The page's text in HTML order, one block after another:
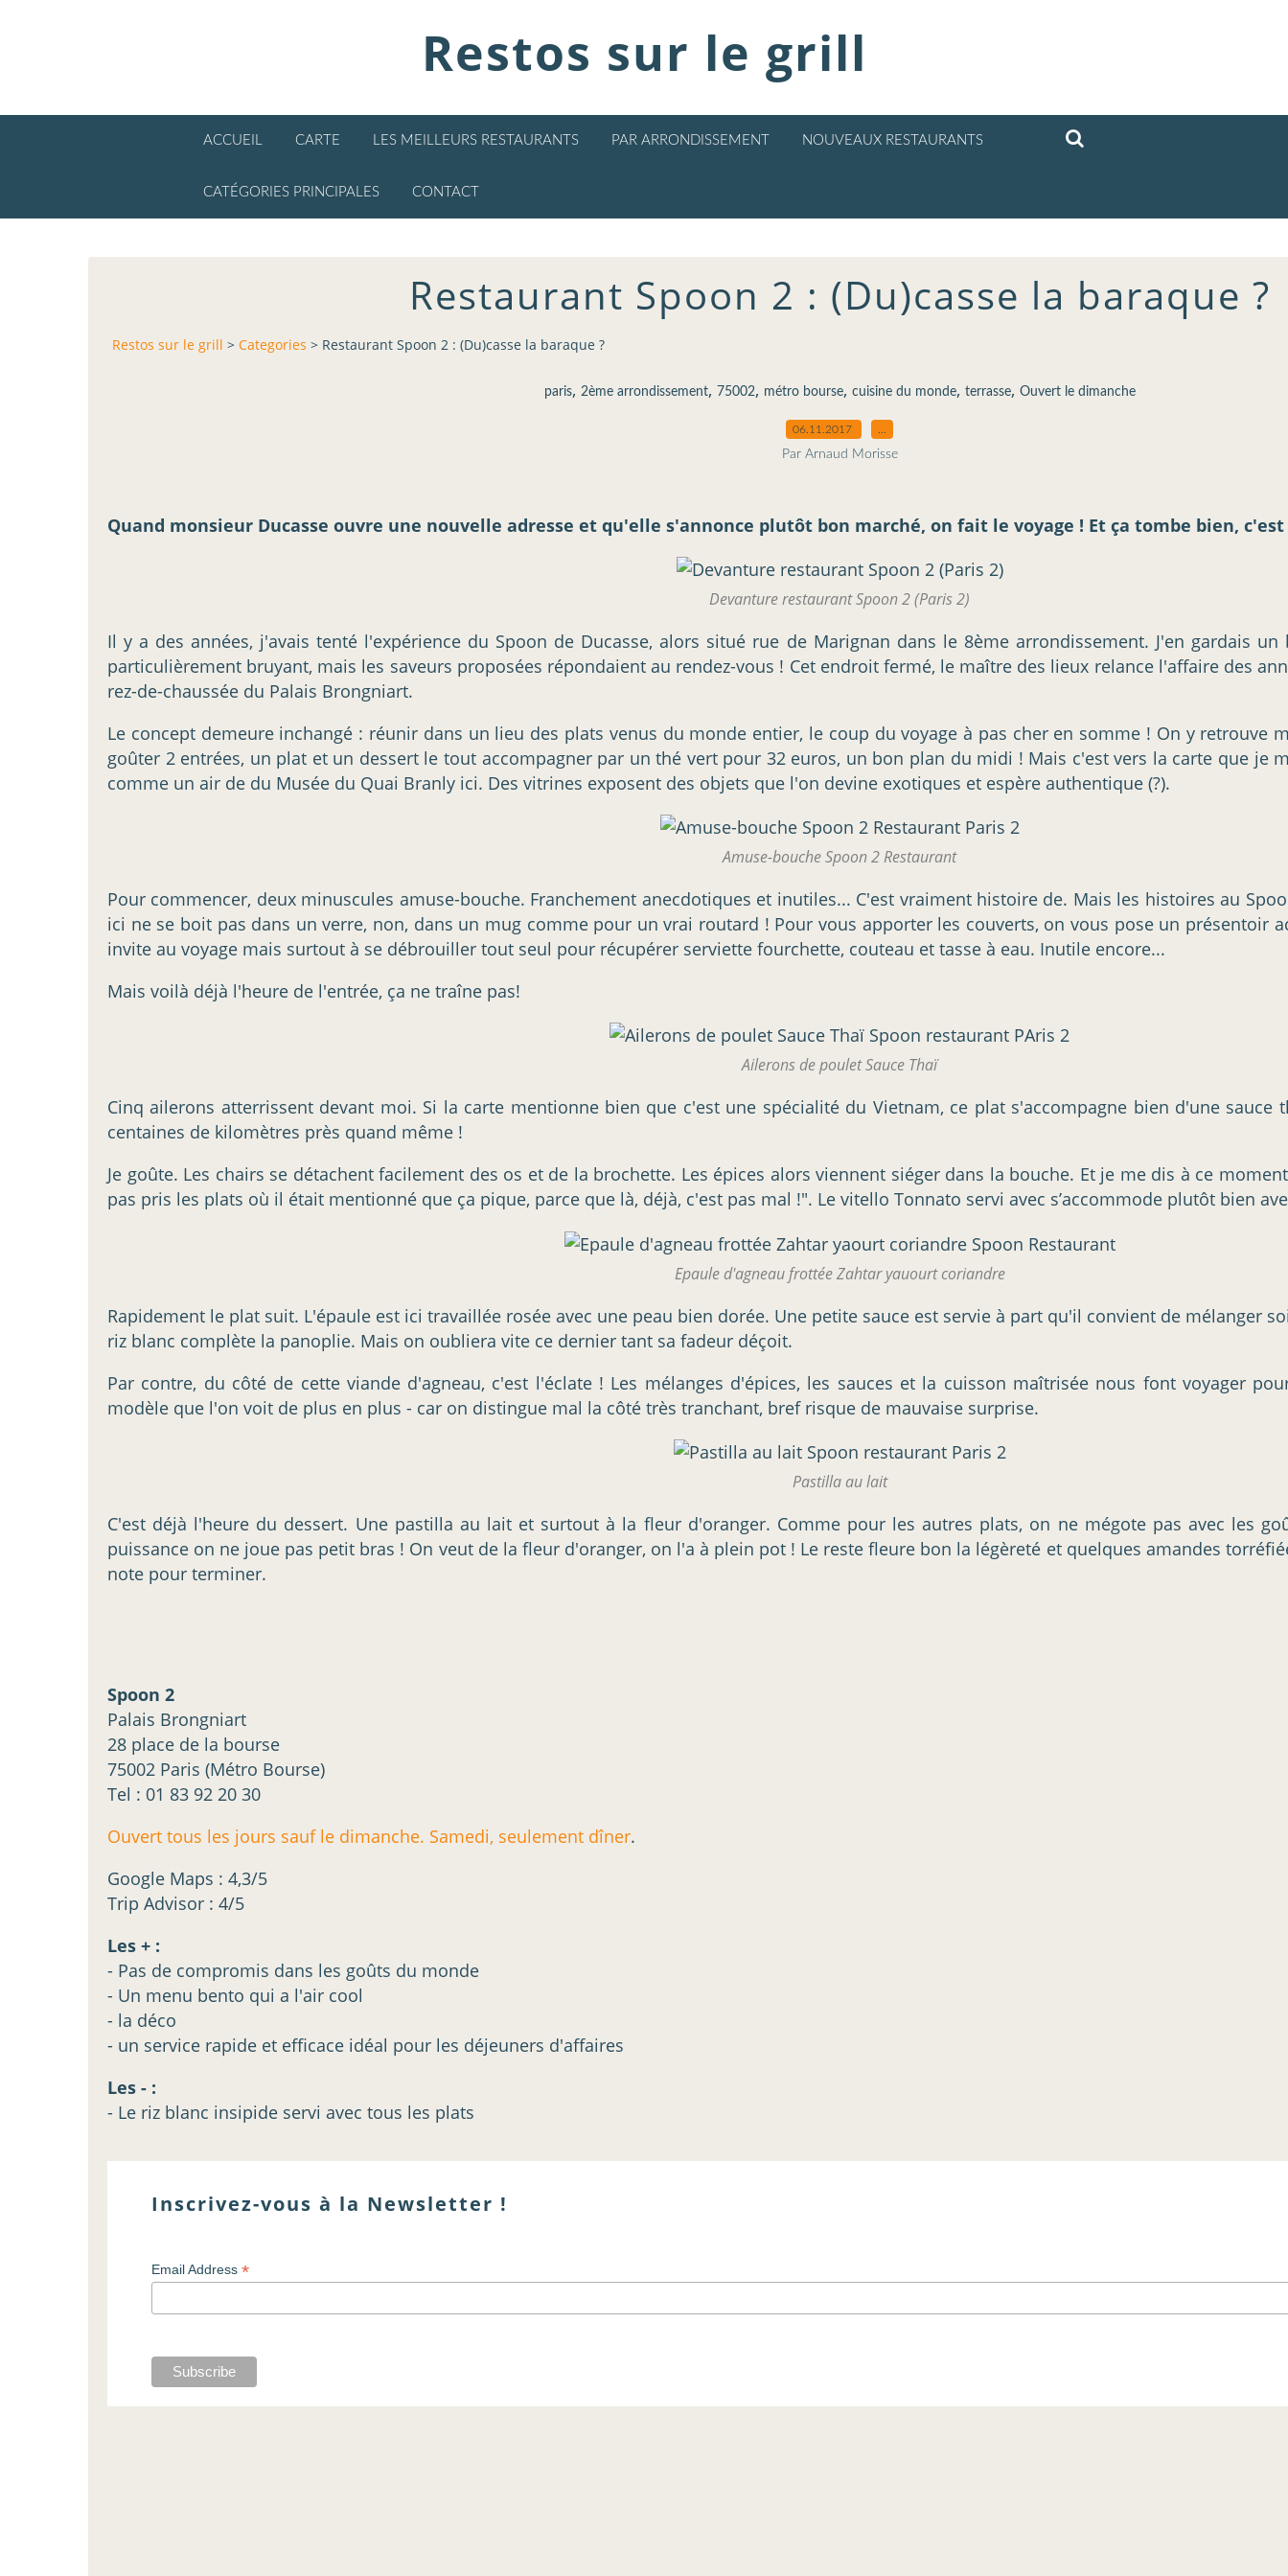
Restos sur le grill
ACCUEIL CARTE LES MEILLEURS RESTAURANTS PAR ARRONDISSEMENT NOUVEAUX RESTAURANTS
CATÉGORIES PRINCIPALES CONTACT
Restaurant Spoon 2 : (Du)casse la baraque ?
Restos sur le grill > Categories > Restaurant Spoon 2 : (Du)casse la baraque ?
paris, 2ème arrondissement, 75002, métro bourse, cuisine du monde, terrasse, Ouvert le dimanche
06.11.2017
Par Arnaud Morisse
Quand monsieur Ducasse ouvre une nouvelle adresse et qu'elle s'annonce plutôt bon marché, on fait le voyage ! Et ça tombe bien,
Devanture restaurant Spoon 2 (Paris 2)
Il y a des années, j'avais tenté l'expérience du Spoon de Ducasse, alors situé rue de Marignan dans le 8ème arrondissement. J'en gardais
particulièrement bruyant, mais les saveurs proposées répondaient au rendez-vous ! Cet endroit fermé, le maître des lieux relance l'affaire des
rez-de-chaussée du Palais Brongniart.
Le concept demeure inchangé : réunir dans un lieu des plats venus du monde entier, le coup du voyage à pas cher en somme ! On y retrouve
goûter 2 entrées, un plat et un dessert le tout accompagner par un thé vert pour 32 euros, un bon plan du midi ! Mais c'est vers la carte que je
comme un air de du Musée du Quai Branly ici. Des vitrines exposent des objets que l'on devine exotiques et espère authentique (?).
Amuse-bouche Spoon 2 Restaurant
Pour commencer, deux minuscules amuse-bouche. Franchement anecdotiques et inutiles... C'est vraiment histoire de. Mais les histoires au
ici ne se boit pas dans un verre, non, dans un mug comme pour un vrai routard ! Pour vous apporter les couverts, on vous pose un présentoir
invite au voyage mais surtout à se débrouiller tout seul pour récupérer serviette fourchette, couteau et tasse à eau. Inutile encore...
Mais voilà déjà l'heure de l'entrée, ça ne traîne pas!
Ailerons de poulet Sauce Thaï
Cinq ailerons atterrissent devant moi. Si la carte mentionne bien que c'est une spécialité du Vietnam, ce plat s'accompagne bien d'une
centaines de kilomètres près quand même !
Je goûte. Les chairs se détachent facilement des os et de la brochette. Les épices alors viennent siéger dans la bouche. Et je me dis à ce
pas pris les plats où il était mentionné que ça pique, parce que là, déjà, c'est pas mal !". Le vitello Tonnato servi avec s’accommode plutôt bien
Epaule d'agneau frottée Zahtar yauourt coriandre
Rapidement le plat suit. L'épaule est ici travaillée rosée avec une peau bien dorée. Une petite sauce est servie à part qu'il convient de mélanger
riz blanc complète la panoplie. Mais on oubliera vite ce dernier tant sa fadeur déçoit.
Par contre, du côté de cette viande d'agneau, c'est l'éclate ! Les mélanges d'épices, les sauces et la cuisson maîtrisée nous font voyager
modèle que l'on voit de plus en plus - car on distingue mal la côté très tranchant, bref risque de mauvaise surprise.
Pastilla au lait
C'est déjà l'heure du dessert. Une pastilla au lait et surtout à la fleur d'oranger. Comme pour les autres plats, on ne mégote pas avec les
puissance on ne joue pas petit bras ! On veut de la fleur d'oranger, on l'a à plein pot ! Le reste fleure bon la légèreté et quelques amandes
note pour terminer.
Spoon 2
Palais Brongniart
28 place de la bourse
75002 Paris (Métro Bourse)
Tel : 01 83 92 20 30
Ouvert tous les jours sauf le dimanche. Samedi, seulement dîner.
Google Maps : 4,3/5
Trip Advisor : 4/5
Les + :
- Pas de compromis dans les goûts du monde
- Un menu bento qui a l'air cool
- la déco
- un service rapide et efficace idéal pour les déjeuners d'affaires
Les - :
- Le riz blanc insipide servi avec tous les plats
Inscrivez-vous à la Newsletter !
Email Address *